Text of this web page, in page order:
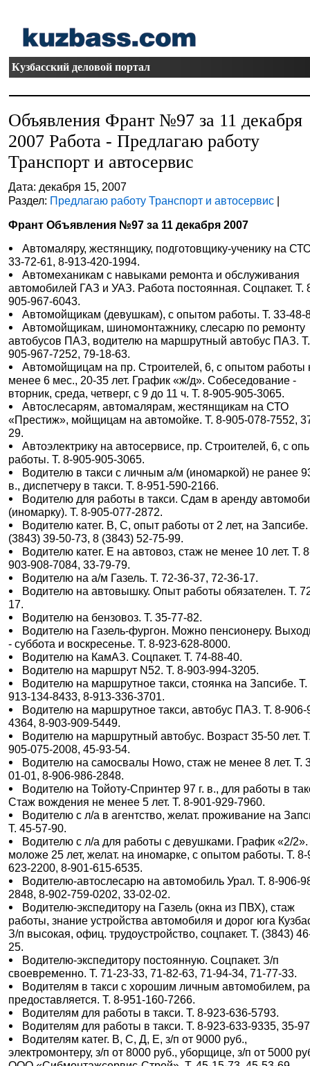
Кузбасский деловой портал
Объявления Франт №97 за 11 декабря
2007 Работа - Предлагаю работу
Транспорт и автосервис
Дата: декабря 15, 2007
Раздел: Предлагаю работу Транспорт и автосервис |
Франт Объявления №97 за 11 декабря 2007
Автомаляру, жестянщику, подготовщику-ученику на
33-72-61, 8-913-420-1994.
Автомеханикам с навыками ремонта и обслуживания
автомобилей ГАЗ и УАЗ. Работа постоянная. Соцпакет. Т.
905-967-6043.
Автомойщикам (девушкам), с опытом работы. Т. 33-48-
Автомойщикам, шиномонтажнику, слесарю по ремонту
автобусов ПАЗ, водителю на маршрутный автобус ПАЗ.
905-967-7252, 79-18-63.
Автомойщицам на пр. Строителей, 6, с опытом работы
менее 6 мес., 20-35 лет. График «ж/д». Собеседование -
вторник, среда, четверг, с 9 до 11 ч. Т. 8-905-905-3065.
Автослесарям, автомалярам, жестянщикам на СТО
«Престиж», мойщицам на автомойке. Т. 8-905-078-7552,
29.
Автоэлектрику на автосервисе, пр. Строителей, 6, с
работы. Т. 8-905-905-3065.
Водителю в такси с личным а/м (иномаркой) не ранее
в., диспетчеру в такси. Т. 8-951-590-2166.
Водителю для работы в такси. Сдам в аренду
(иномарку). Т. 8-905-077-2872.
Водителю катег. В, С, опыт работы от 2 лет, на Запсибе.
(3843) 39-50-73, 8 (3843) 52-75-99.
Водителю катег. Е на автовоз, стаж не менее 10 лет. Т.
903-908-7084, 33-79-79.
Водителю на а/м Газель. Т. 72-36-37, 72-36-17.
Водителю на автовышку. Опыт работы обязателен. Т.
17.
Водителю на бензовоз. Т. 35-77-82.
Водителю на Газель-фургон. Можно пенсионеру.
- суббота и воскресенье. Т. 8-923-628-8000.
Водителю на КамАЗ. Соцпакет. Т. 74-88-40.
Водителю на маршрут N52. Т. 8-903-994-3205.
Водителю на маршрутное такси, стоянка на Запсибе. Т.
913-134-8433, 8-913-336-3701.
Водителю на маршрутное такси, автобус ПАЗ. Т. 8-906-
4364, 8-903-909-5449.
Водителю на маршрутный автобус. Возраст 35-50 лет.
905-075-2008, 45-93-54.
Водителю на самосвалы Howo, стаж не менее 8 лет. Т.
01-01, 8-906-986-2848.
Водителю на Тойоту-Спринтер 97 г. в., для работы в
Стаж вождения не менее 5 лет. Т. 8-901-929-7960.
Водителю с л/а в агентство, желат. проживание на
Т. 45-57-90.
Водителю с л/а для работы с девушками. График «2/
моложе 25 лет, желат. на иномарке, с опытом работы. Т.
623-2200, 8-901-615-6535.
Водителю-автослесарю на автомобиль Урал. Т. 8-906-
2848, 8-902-759-0202, 33-02-02.
Водителю-экспедитору на Газель (окна из ПВХ), стаж
работы, знание устройства автомобиля и дорог юга
З/п высокая, офиц. трудоустройство, соцпакет. Т. (3843)
25.
Водителю-экспедитору постоянную. Соцпакет. З/п
своевременно. Т. 71-23-33, 71-82-63, 71-94-34, 71-77-33.
Водителям в такси с хорошим личным автомобилем,
предоставляется. Т. 8-951-160-7266.
Водителям для работы в такси. Т. 8-923-636-5793.
Водителям для работы в такси. Т. 8-923-633-9335, 35-
Водителям катег. В, С, Д, Е, з/п от 9000 руб.,
электромонтеру, з/п от 8000 руб., уборщице, з/п от 5000